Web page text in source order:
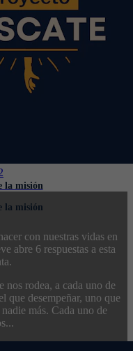
la misión
la misión
con nuestras vidas en
abre 6 respuestas a esta
nos rodea, a cada uno de
que desempeñar, uno que
más. Cada uno de